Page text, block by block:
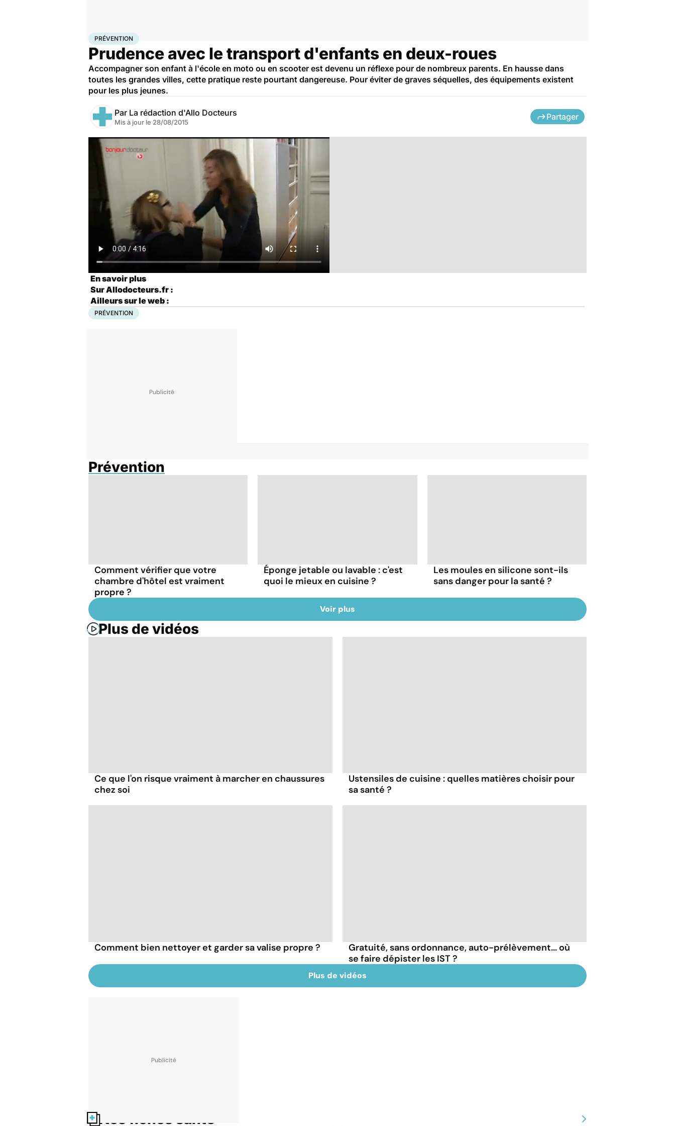
AccueilSantéMaladies
PRÉVENTION
Prudence avec le transport d'enfants en deux-roues
Accompagner son enfant à l'école en moto ou en scooter est devenu un réflexe pour de nombreux parents. En hausse dans
toutes les grandes villes, cette pratique reste pourtant dangereuse. Pour éviter de graves séquelles, des équipements existent
pour les plus jeunes.
Par La rédaction d'Allo Docteurs
Mis à jour le 28/08/2015
Partager
En savoir plus
Sur Allodocteurs.fr :
Ailleurs sur le web :
PRÉVENTION
Prévention
Comment vérifier que votre
chambre d'hôtel est vraiment
propre ?
Éponge jetable ou lavable : c'est
quoi le mieux en cuisine ?
Les moules en silicone sont-ils
sans danger pour la santé ?
Voir plus
Plus de vidéos
Ce que l'on risque vraiment à marcher en chaussures
chez soi
Ustensiles de cuisine : quelles matières choisir pour
sa santé ?
Comment bien nettoyer et garder sa valise propre ?
Gratuité, sans ordonnance, auto-prélèvement... où
se faire dépister les IST ?
Plus de vidéos
Nos fiches santé